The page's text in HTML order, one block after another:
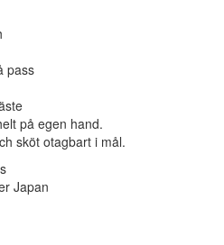
pass
på egen hand.
sköt otagbart i mål.
Japan